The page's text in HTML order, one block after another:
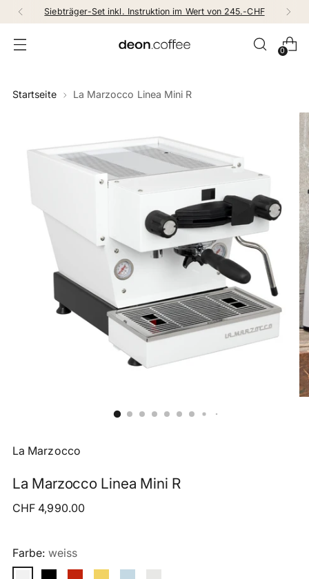
Siebträger-Set inkl. Instruktion im Wert von 245.-CHF
0
Startseite La Marzocco Linea Mini R
La Marzocco
La Marzocco Linea Mini R
Regulärer
CHF 4,990.00
Farbe: weiss